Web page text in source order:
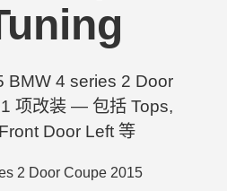
BMW 4 series 2 Door
项改装 — 包括 Tops,
Door Left 等